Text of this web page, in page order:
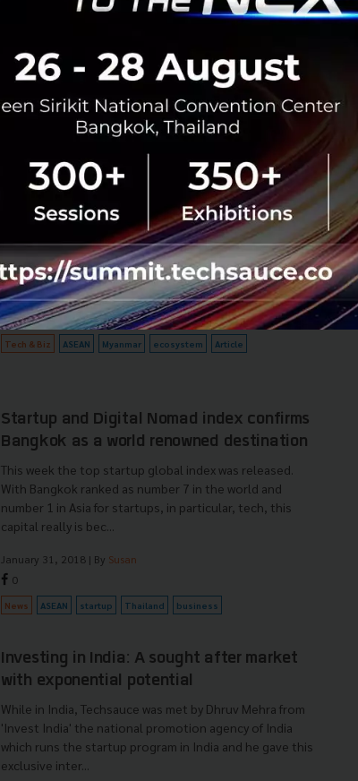
General Manager of Next Billion Users and Payments
กันยายน 11, 2018 | ByTechsauce Team
55
Tech & Biz SME ASEAN Google Ad X-Zyte
Myanmar’s ecosystem gets saucy!
Ever since opening its country up, Myanmar has got
startups salivating for the taste of opportunities.
Here’s what Techsauce has found out so far on how to
create the right sauce f...
February 4, 2018| ByChaowarat Yongjiranon
0
Tech & Biz ASEAN Myanmar ecosystem Article
Startup and Digital Nomad index confirms
Bangkok as a world renowned destination
This week the top startup global index was released.
With Bangkok ranked as number 7 in the world and
number 1 in Asia for startups, in particular, tech, this
capital really is bec...
January 31, 2018 | By Susan
0
News ASEAN startup Thailand business
Investing in India: A sought after market
with exponential potential
While in India, Techsauce was met by Dhruv Mehra from
'Invest India' the national promotion agency of India
which runs the startup program in India and he gave this
exclusive inter...